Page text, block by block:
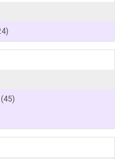
(45)